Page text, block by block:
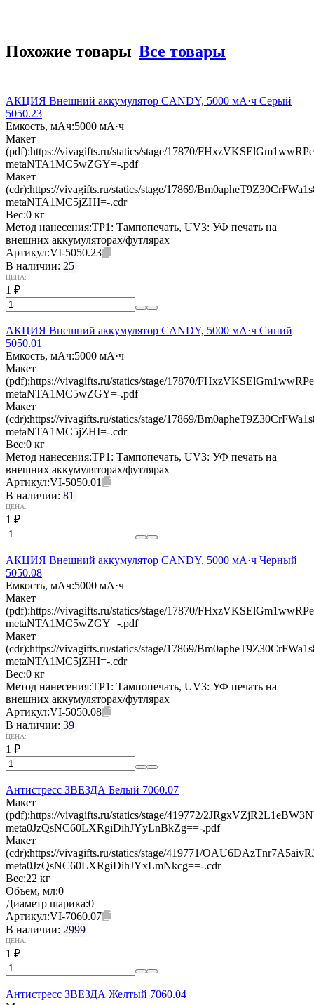
Похожие товары Все товары
АКЦИЯ Внешний аккумулятор CANDY, 5000 мА·ч Серый
5050.23
Емкость, мАч:5000 мА·ч
Макет
(pdf):https://vivagifts.ru/statics/stage/17870/
metaNTA1MC5wZGY=-.pdf
Макет
(cdr):https://vivagifts.ru/statics/stage/17869/
metaNTA1MC5jZHI=-.cdr
Вес:0 кг
Метод нанесения:TP1: Тампопечать, UV3: УФ печать на
внешних аккумуляторах/футлярах
Артикул:VI-5050.23
В наличии: 25
ЦЕНА:
1 ₽
АКЦИЯ Внешний аккумулятор CANDY, 5000 мА·ч Синий
5050.01
Емкость, мАч:5000 мА·ч
Макет
(pdf):https://vivagifts.ru/statics/stage/17870/
metaNTA1MC5wZGY=-.pdf
Макет
(cdr):https://vivagifts.ru/statics/stage/17869/
metaNTA1MC5jZHI=-.cdr
Вес:0 кг
Метод нанесения:TP1: Тампопечать, UV3: УФ печать на
внешних аккумуляторах/футлярах
Артикул:VI-5050.01
В наличии: 81
ЦЕНА:
1 ₽
АКЦИЯ Внешний аккумулятор CANDY, 5000 мА·ч Черный
5050.08
Емкость, мАч:5000 мА·ч
Макет
(pdf):https://vivagifts.ru/statics/stage/17870/
metaNTA1MC5wZGY=-.pdf
Макет
(cdr):https://vivagifts.ru/statics/stage/17869/
metaNTA1MC5jZHI=-.cdr
Вес:0 кг
Метод нанесения:TP1: Тампопечать, UV3: УФ печать на
внешних аккумуляторах/футлярах
Артикул:VI-5050.08
В наличии: 39
ЦЕНА:
1 ₽
Антистресс ЗВЕЗДА Белый 7060.07
Макет
(pdf):https://vivagifts.ru/statics/stage/419772/
meta0JzQsNC60LXRgiDihJYyLnBkZg==-.pdf
Макет
(cdr):https://vivagifts.ru/statics/stage/419771/
meta0JzQsNC60LXRgiDihJYxLmNkcg==-.cdr
Вес:22 кг
Объем, мл:0
Диаметр шарика:0
Артикул:VI-7060.07
В наличии: 2999
ЦЕНА:
1 ₽
Антистресс ЗВЕЗДА Желтый 7060.04